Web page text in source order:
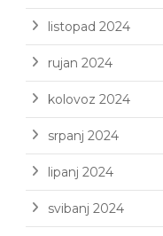
listopad 2024
rujan 2024
kolovoz 2024
srpanj 2024
lipanj 2024
svibanj 2024